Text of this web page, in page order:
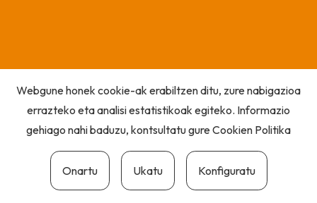
Webgune honek cookie-ak erabiltzen ditu, zure nabigazioa
errazteko eta analisi estatistikoak egiteko. Informazio
gehiago nahi baduzu, kontsultatu gureCookien Politika
Onartu Ukatu Konfiguratu